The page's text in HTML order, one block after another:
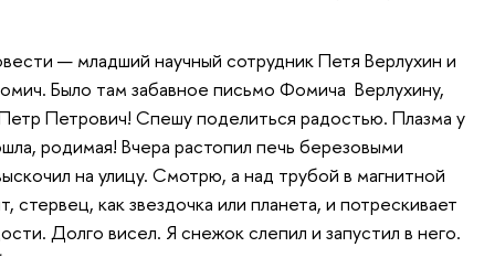
— младший научный сотрудник Петя Верлухин и
Было там забавное письмо Фомича Верлухину,
Петрович! Спешу поделиться радостью. Плазма у
родимая! Вчера растопил печь березовыми
на улицу. Смотрю, а над трубой в магнитной
стервец, как звездочка или планета, и потрескивает
Долго висел. Я снежок слепил и запустил в него.